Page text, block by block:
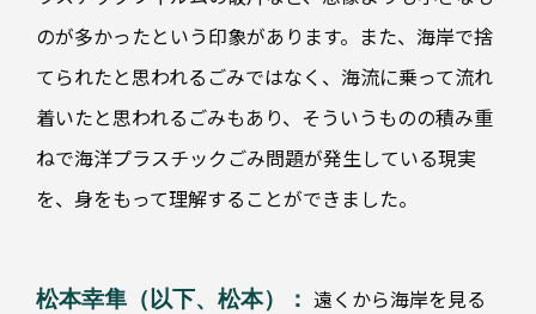
のが多かったという印象があります。また、海岸で捨
てられたと思われるごみではなく、海流に乗って流れ
着いたと思われるごみもあり、そういうものの積み重
ねで海洋プラスチックごみ問題が発生している現実
を、身をもって理解することができました。
松本幸隼（以下、松本）： 遠くから海岸を見る